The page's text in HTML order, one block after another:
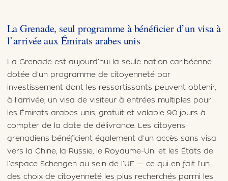
La Grenade, seul programme à bénéficier d’un visa à
l’arrivée aux Émirats arabes unis
La Grenade est aujourd’hui la seule nation caribéenne
dotée d’un programme de citoyenneté par
investissement dont les ressortissants peuvent obtenir,
à l’arrivée, un visa de visiteur à entrées multiples pour
les Émirats arabes unis, gratuit et valable 90 jours à
compter de la date de délivrance. Les citoyens
grenadiens bénéficient également d’un accès sans visa
vers la Chine, la Russie, le Royaume-Uni et les États de
l’espace Schengen au sein de l’UE — ce qui en fait l’un
des choix de citoyenneté les plus recherchés parmi les